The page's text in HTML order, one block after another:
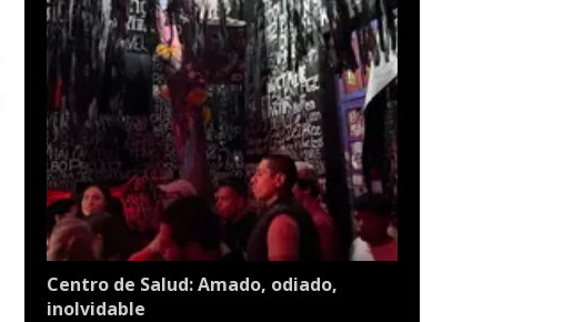
Centro de Salud: Amado, odiado,
inolvidable